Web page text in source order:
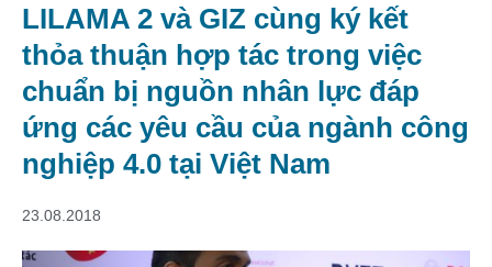
LILAMA 2 và GIZ cùng ký kết
thỏa thuận hợp tác trong việc
chuẩn bị nguồn nhân lực đáp
ứng các yêu cầu của ngành công
nghiệp 4.0 tại Việt Nam
23.08.2018